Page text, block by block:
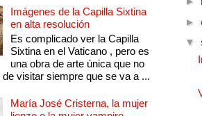
Imágenes de la Capilla Sixtina
en alta resolución
Es complicado ver la Capilla
Sixtina en el Vaticano , pero es
una obra de arte única que no
de visitar siempre que se va a ...
María José Cristerna, la mujer
►
▼